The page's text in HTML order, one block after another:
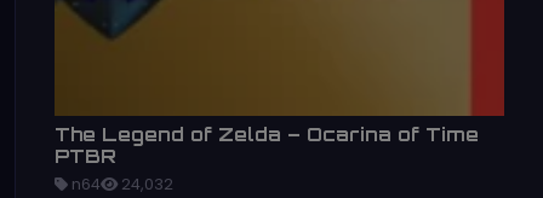
The Legend of Zelda – Ocarina of Time
PTBR
n64 24,032